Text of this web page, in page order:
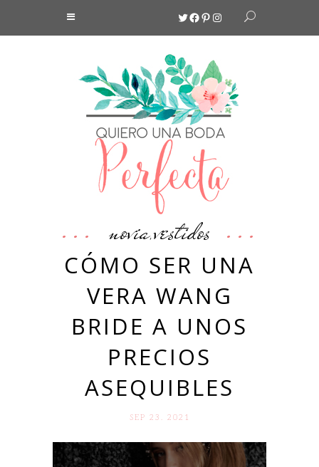
Twitter
Facebook
Pinterest
Instagram
novia,vestidos
CÓMO SER UNA
VERA WANG
BRIDE A UNOS
PRECIOS
ASEQUIBLES
SEP 23. 2021